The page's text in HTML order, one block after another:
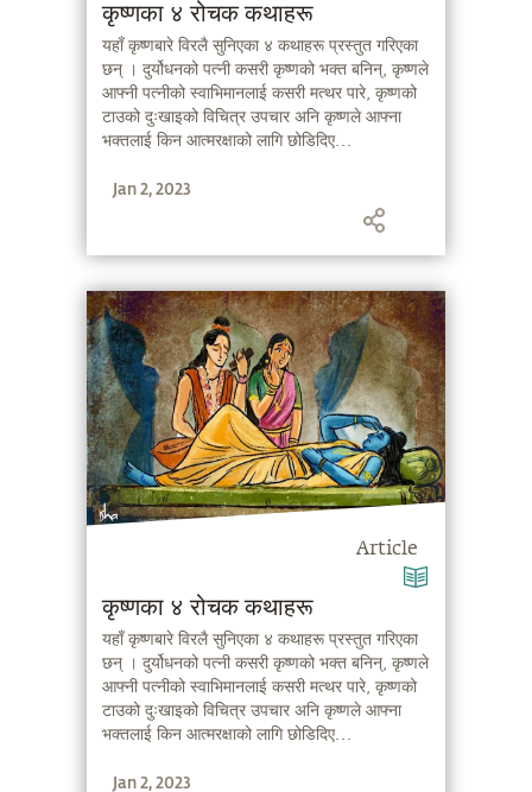
कृष्णका ४ रोचक कथाहरू
यहाँ कृष्णबारे विरलै सुनिएका ४ कथाहरू प्रस्तुत गरिएका
छन् । दुर्योधनको पत्नी कसरी कृष्णको भक्त बनिन्, कृष्णले
आफ्नी पत्नीको स्वाभिमानलाई कसरी मत्थर पारे, कृष्णको
टाउको दुःखाइको विचित्र उपचार अनि कृष्णले आफ्ना
भक्तलाई किन आत्मरक्षाको लागि छोडिदिए…
Jan 2, 2023
Article
कृष्णका ४ रोचक कथाहरू
यहाँ कृष्णबारे विरलै सुनिएका ४ कथाहरू प्रस्तुत गरिएका
छन् । दुर्योधनको पत्नी कसरी कृष्णको भक्त बनिन्, कृष्णले
आफ्नी पत्नीको स्वाभिमानलाई कसरी मत्थर पारे, कृष्णको
टाउको दुःखाइको विचित्र उपचार अनि कृष्णले आफ्ना
भक्तलाई किन आत्मरक्षाको लागि छोडिदिए…
Jan 2, 2023